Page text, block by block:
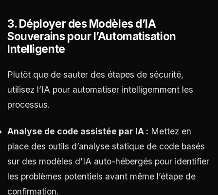
3. Déployer des Modèles d’IA
Souverains pour l’Automatisation
Intelligente
Plutôt que de sauter des étapes de sécurité,
utilisez l’IA pour automatiser intelligemment les
processus.
Analyse de code assistée par IA : Mettez en
place des outils d’analyse statique de code basés
sur des modèles d’IA auto-hébergés pour identifier
les problèmes potentiels avant même l’étape de
confirmation.